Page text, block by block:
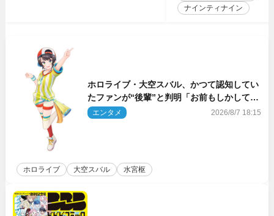
ナインティナイン
ホロライブ・大空スバル、かつて認知してい
たファンが“後輩”と判明「お前もしかしてあ
のときの？」
エンタメ 2026/8/7 18:15
ホロライブ 大空スバル 水宮枢